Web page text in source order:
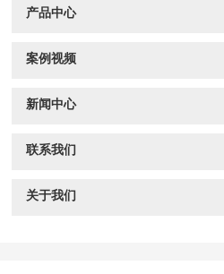
产品中心
案例视频
新闻中心
联系我们
关于我们